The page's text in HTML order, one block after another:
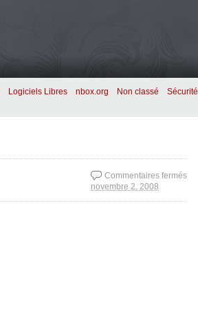
Logiciels Libres nbox.org Non classé Sécurité
novembre 2, 2008
Commentaires fermés
sur Merci M. Michel
Rocard !